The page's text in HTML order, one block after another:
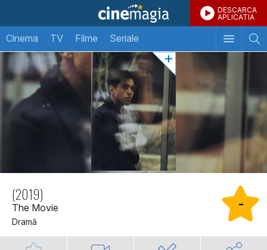
DESCARCA
APLICATIA
Cinema TV Filme Seriale
(2019)
The Movie
Dramă
-